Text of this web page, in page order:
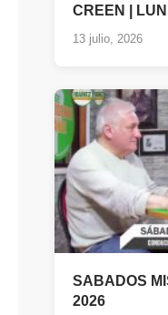
CREEN |
13 julio, 2026
SABADOS
2026